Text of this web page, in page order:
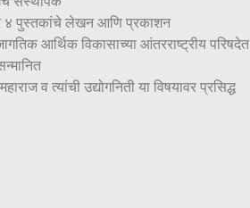
४ पुस्तकांचे लेखन आणि प्रकाशन
आर्थिक विकासाच्या आंतरराष्ट्रीय परिषदेत
व त्यांची उद्योगनिती या विषयावर प्रसिद्ध